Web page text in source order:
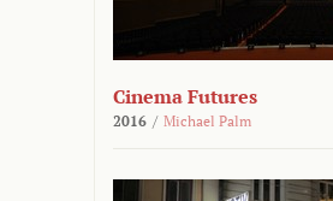
Cinema Futures
2016 / Michael Palm